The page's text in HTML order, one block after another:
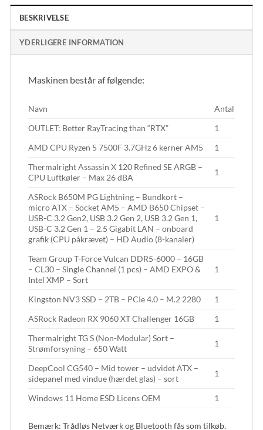
BESKRIVELSE
YDERLIGERE INFORMATION
Maskinen består af følgende:
Navn
Antal
OUTLET: Better RayTracing than “RTX”
1
AMD CPU Ryzen 5 7500F 3.7GHz 6 kerner AM5
1
Thermalright Assassin X 120 Refined SE ARGB –
CPU Luftkøler – Max 26 dBA
1
ASRock B650M PG Lightning – Bundkort –
micro ATX – Socket AM5 – AMD B650 Chipset –
USB-C 3.2 Gen2, USB 3.2 Gen 2, USB 3.2 Gen 1,
USB-C 3.2 Gen 1 – 2.5 Gigabit LAN – onboard
grafik (CPU påkrævet) – HD Audio (8-kanaler)
1
Team Group T-Force Vulcan DDR5-6000 – 16GB
– CL30 – Single Channel (1 pcs) – AMD EXPO &
Intel XMP – Sort
1
Kingston NV3 SSD – 2TB – PCIe 4.0 – M.2 2280
1
ASRock Radeon RX 9060 XT Challenger 16GB
1
Thermalright TG S (Non-Modular) Sort –
Strømforsyning – 650 Watt
1
DeepCool CG540 – Mid tower – udvidet ATX –
sidepanel med vindue (hærdet glas) – sort
1
Windows 11 Home ESD Licens OEM 1
Bemærk: Trådløs Netværk og Bluetooth fås som tilkøb.